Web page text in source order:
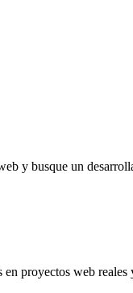
y busque un
proyectos web